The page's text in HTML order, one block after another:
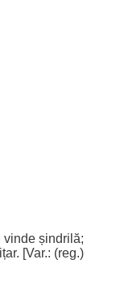
vinde șindrilă;
. [Var.: (reg.)